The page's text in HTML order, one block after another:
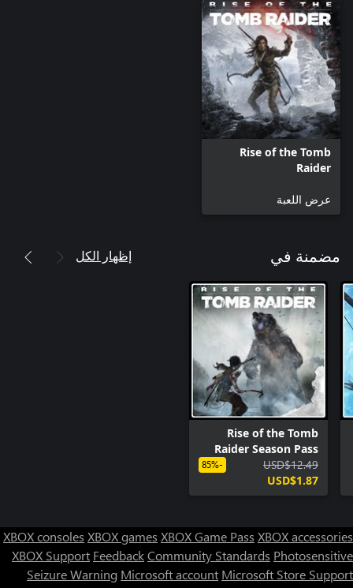
Rise of the Tomb
Raider
عرض اللعبة
مضمنة في إظهار الكل
Rise of the Tomb
Raider Season Pass
USD$12.49
USD$1.87
-85%
XBOX consoles XBOX games XBOX Game Pass XBOX accessories
XBOX Support FeedbackCommunity Standards Photosensitive
Seizure Warning Microsoft account Microsoft Store Support